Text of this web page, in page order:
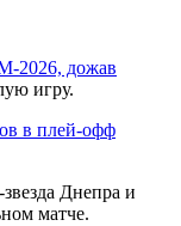
2026, дожав
игру.
в плей-офф
звезда Днепра и
матче.